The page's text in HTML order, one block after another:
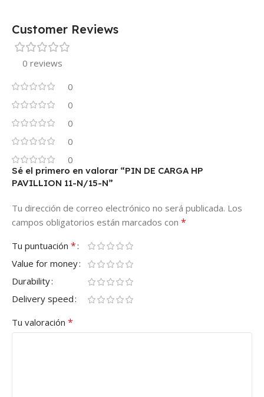
Customer Reviews
0 reviews
0
0
0
0
0
Sé el primero en valorar “PIN DE CARGA HP
PAVILLION 11-N/15-N”
Tu dirección de correo electrónico no será publicada. Los
campos obligatorios están marcados con *
Tu puntuación *
Value for money
Durability
Delivery speed
Tu valoración *